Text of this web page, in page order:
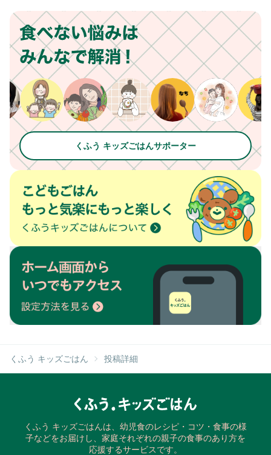
くふう キッズごはんサポーター
くふう キッズごはん 投稿詳細
くふう キッズごはんは、幼児食のレシピ・コツ・食事の様
子などをお届けし、家庭それぞれの親子の食事のあり方を
応援するサービスです。